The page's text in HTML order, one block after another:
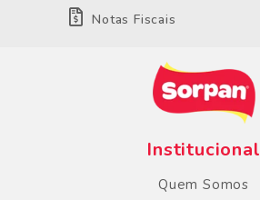
Notas Fiscais
Institucional
Quem Somos